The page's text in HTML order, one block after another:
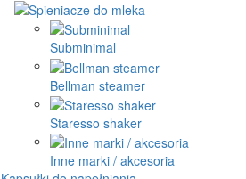
Subminimal
Bellman steamer
Staresso shaker
Inne marki / akcesoria